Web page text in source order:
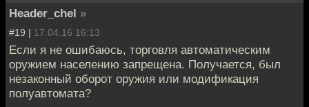
Header_chel »
#19 | 17.04.16 16:13
Если я не ошибаюсь, торговля автоматическим
оружием населению запрещена. Получается, был
незаконный оборот оружия или модификация
полуавтомата?